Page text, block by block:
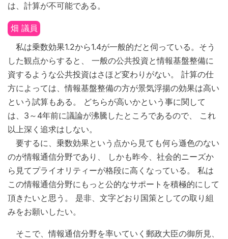
は、計算が不可能である。
畑 議員
私は乗数効果1.2から1.4が一般的だと伺っている。そう
した観点からすると、 一般の公共投資と情報基盤整備に
資するような公共投資はさほど変わりがない。 計算の仕
方によっては、情報基盤整備の方が景気浮揚の効果は高い
という試算もある。 どちらが高いかという事に関して
は、3～4年前に議論が沸騰したところであるので、 これ
以上深く追求はしない。
要するに、乗数効果という点から見ても何ら遜色のない
のが情報通信分野であり、 しかも昨今、社会的ニーズか
ら見てプライオリティーが格段に高くなっている。 私は
この情報通信分野にもっと公的なサポートを積極的にして
頂きたいと思う。 是非、文字どおり国策としての取り組
みをお願いしたい。
そこで、情報通信分野を率いていく郵政大臣の御所見、